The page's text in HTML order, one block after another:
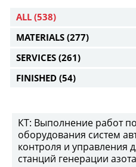
ALL (538)
MATERIALS (277)
SERVICES (261)
FINISHED (54)
КТ: Выполнение работ
оборудования систем
контроля и управления
станций генерации